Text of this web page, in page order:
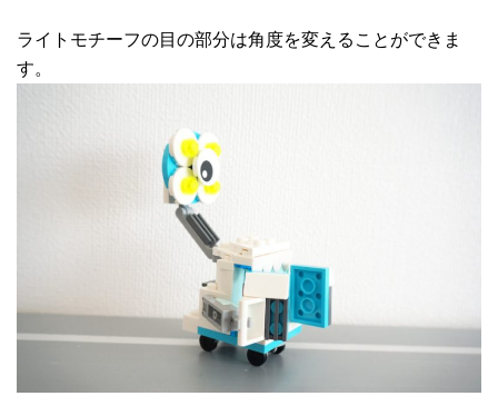
ライトモチーフの目の部分は角度を変えることができま
す。